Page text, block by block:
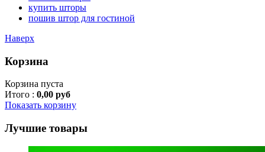
купить шторы
пошив штор для гостиной
Наверх
Корзина
Корзина пуста
Итого : 0,00 руб
Показать корзину
Лучшие товары